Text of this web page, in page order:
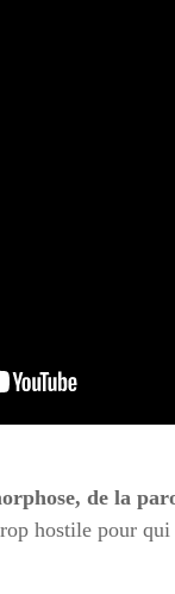
de la
hostile pour